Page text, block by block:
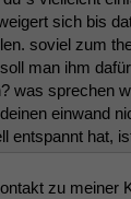
sich bis
soviel zum
man ihm
was sprechen
einwand
entspannt hat,
zu meiner